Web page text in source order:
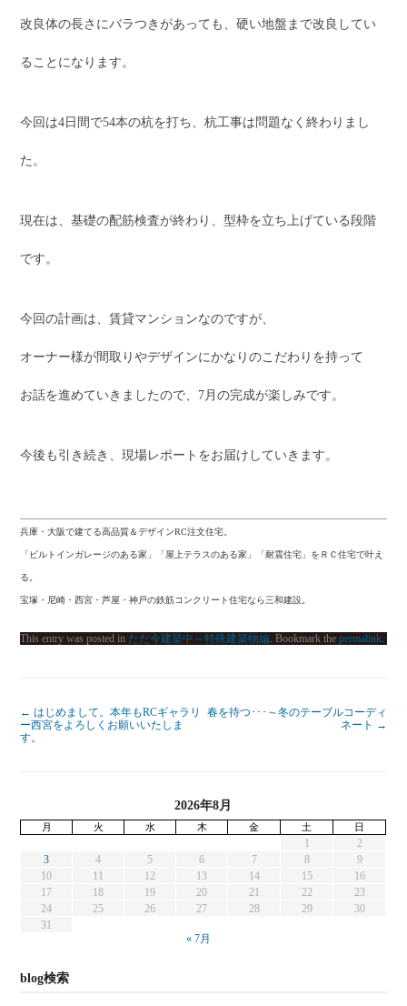
改良体の長さにバラつきがあっても、硬い地盤まで改良してい
ることになります。
今回は4日間で54本の杭を打ち、杭工事は問題なく終わりまし
た。
現在は、基礎の配筋検査が終わり、型枠を立ち上げている段階
です。
今回の計画は、賃貸マンションなのですが、
オーナー様が間取りやデザインにかなりのこだわりを持って
お話を進めていきましたので、7月の完成が楽しみです。
今後も引き続き、現場レポートをお届けしていきます。
兵庫・大阪で建てる高品質＆デザインRC注文住宅。
「ビルトインガレージのある家」「屋上テラスのある家」「耐震住宅」をＲＣ住宅で叶え
る。
宝塚・尼崎・西宮・芦屋・神戸の鉄筋コンクリート住宅なら三和建設。
This entry was posted in ただ今建築中～特殊建築物編. Bookmark thepermalink.
← はじめまして。本年もRCギャラリ
ー西宮をよろしくお願いいたしま
す。
春を待つ･･･～冬のテーブルコーディ
ネート →
2026年8月
月 火 水 木 金 土 日
1
2
3
4 5 6 7 8
9
10
11 12 13 14 15
16
17
18 19 20 21 22
23
24
25 26 27 28 29
30
31
« 7月
blog検索